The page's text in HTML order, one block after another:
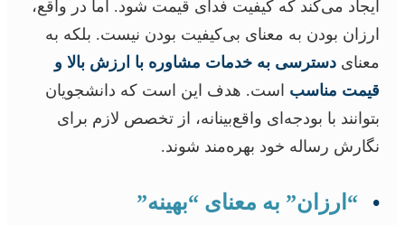
ایجاد می‌کند که کیفیت فدای قیمت شود. اما در واقع،
ارزان بودن به معنای بی‌کیفیت بودن نیست. بلکه به
معنای دسترسی به خدمات مشاوره با ارزش بالا و
قیمت مناسب است. هدف این است که دانشجویان
بتوانند با بودجه‌ای واقع‌بینانه، از تخصص لازم برای
نگارش رساله خود بهره‌مند شوند.
• “ارزان” به معنای “بهینه”